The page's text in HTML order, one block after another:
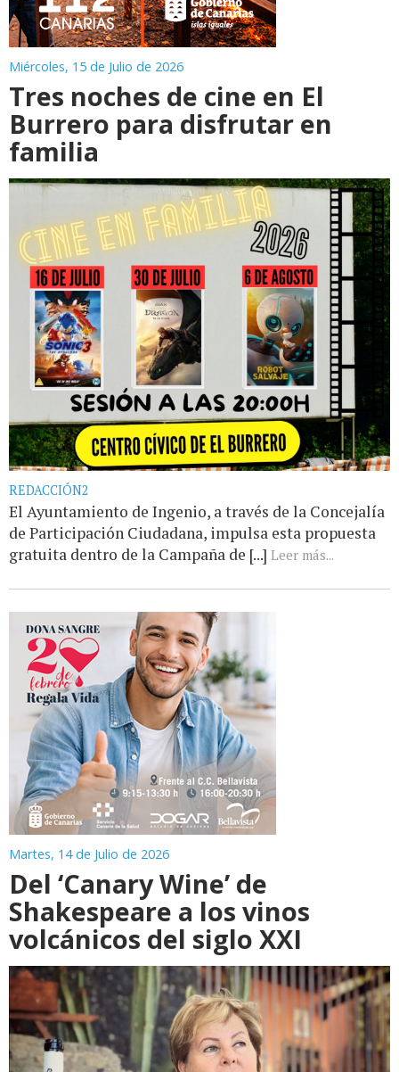
Miércoles, 15 de Julio de 2026
Tres noches de cine en El
Burrero para disfrutar en
familia
REDACCIÓN2
El Ayuntamiento de Ingenio, a través de la Concejalía
de Participación Ciudadana, impulsa esta propuesta
gratuita dentro de la Campaña de [...] Leer más...
Martes, 14 de Julio de 2026
Del ‘Canary Wine’ de
Shakespeare a los vinos
volcánicos del siglo XXI